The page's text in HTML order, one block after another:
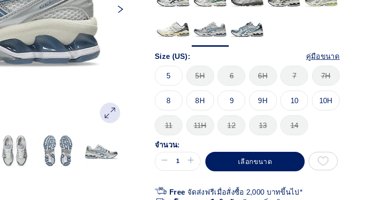
ลิงก์
Size (US): คู่มือขนาด
5 5H 6 6H 7 7H
8 8H 9 9H 10 10H
11 11H 12 13 14
จำนวน:
เลือกขนาด
Free จัดส่งฟรีเมื่อสั่งซื้อ 2,000 บาทขึ้นไป*